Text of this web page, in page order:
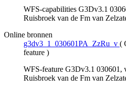
WFS-capabilities G3Dv3.1
Ruisbroek van de Fm van
Online bronnen
g3dv3_1_030601PA_ZzRu_v (
feature )
WFS-feature G3Dv3.1 030601,
Ruisbroek van de Fm van